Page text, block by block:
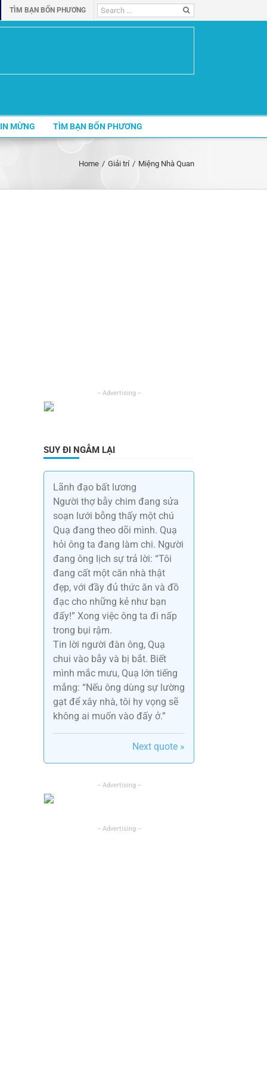
TÌM BẠN BỐN PHƯƠNG
Search
for:
MỪNG TÌM BẠN BỐN PHƯƠNG
Home / Giải trí / Miệng Nhà Quan
SUY ĐI NGẪM LẠI
Lãnh đạo bất lương
Người thợ bẫy chim đang sửa
soạn lưới bỗng thấy một chú
Quạ đang theo dõi mình. Quạ
hỏi ông ta đang làm chi. Người
đang ông lịch sự trả lời: “Tôi
đang cất một căn nhà thật
đẹp, với đầy đủ thức ăn và đồ
đạc cho những kẻ như bạn
đấy!” Xong việc ông ta đi nấp
trong bụi rậm.
Tin lời người đàn ông, Quạ
chui vào bẫy và bị bắt. Biết
mình mắc mưu, Quạ lớn tiếng
mắng: “Nếu ông dùng sự lường
gạt để xây nhà, tôi hy vọng sẽ
không ai muốn vào đấy ở.”
Next quote »